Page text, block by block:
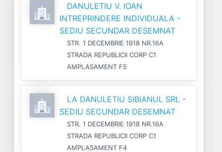
DANULETIU V. IOAN
INTREPRINDERE INDIVIDUALA -
SEDIU SECUNDAR DESEMNAT
STR. 1 DECEMBRIE 1918 NR.16A
STRADA REPUBLICII CORP C1
AMPLASAMENT F5
LA DANULETIU SIBIANUL SRL -
SEDIU SECUNDAR DESEMNAT
STR. 1 DECEMBRIE 1918 NR.16A
STRADA REPUBLICII CORP C1
AMPLASAMENT F4